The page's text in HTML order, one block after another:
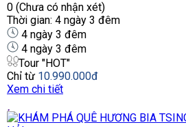
0 (Chưa có nhận xét)
Thời gian: 4 ngày 3 đêm
4 ngày 3 đêm
4 ngày 3 đêm
Tour "HOT"
Chỉ từ 10.990.000đ
Xem chi tiết